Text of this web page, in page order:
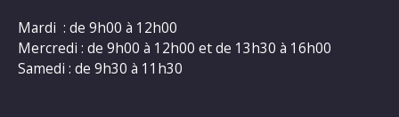
Mardi : de 9h00 à 12h00
Mercredi : de 9h00 à 12h00 et de 13h30 à 16h00
Samedi : de 9h30 à 11h30